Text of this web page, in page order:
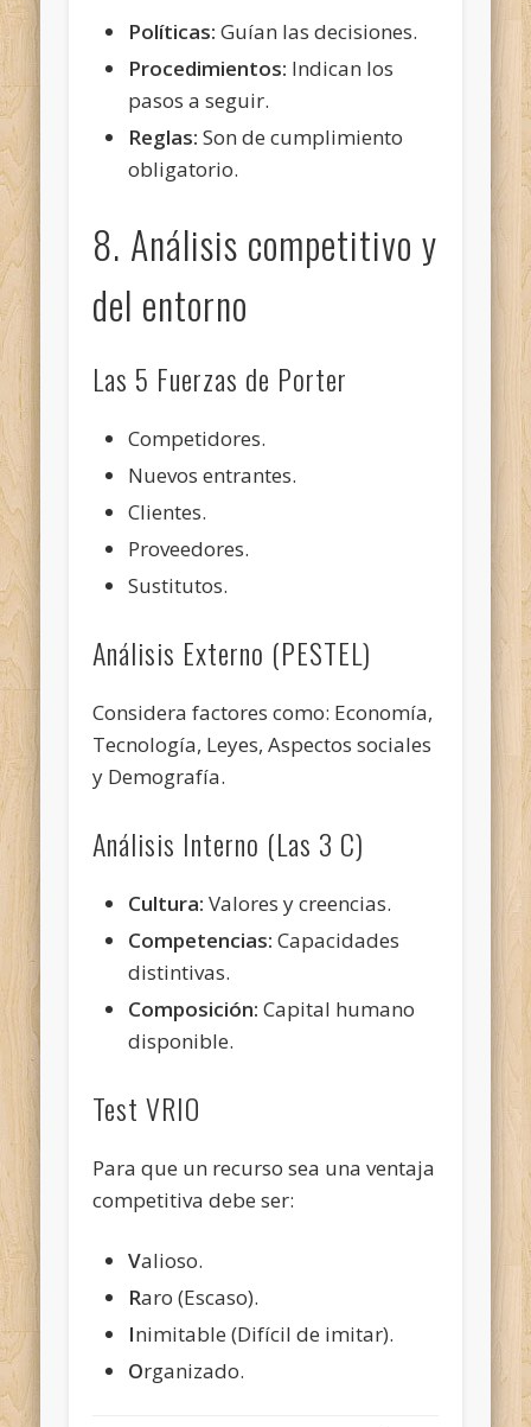
Políticas: Guían las decisiones.
Procedimientos: Indican los
pasos a seguir.
Reglas: Son de cumplimiento
obligatorio.
8. Análisis competitivo y
del entorno
Las 5 Fuerzas de Porter
Competidores.
Nuevos entrantes.
Clientes.
Proveedores.
Sustitutos.
Análisis Externo (PESTEL)
Considera factores como: Economía,
Tecnología, Leyes, Aspectos sociales
y Demografía.
Análisis Interno (Las 3 C)
Cultura: Valores y creencias.
Competencias: Capacidades
distintivas.
Composición: Capital humano
disponible.
Test VRIO
Para que un recurso sea una ventaja
competitiva debe ser:
Valioso.
Raro (Escaso).
Inimitable (Difícil de imitar).
Organizado.